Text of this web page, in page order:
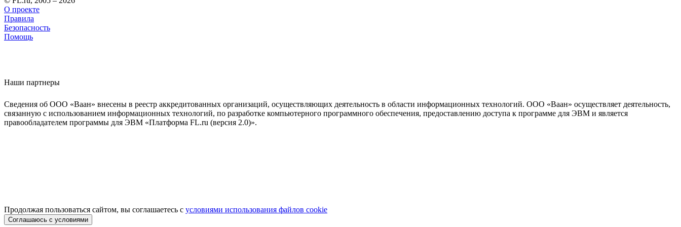
О проекте
Правила
Безопасность
Помощь
Наши партнеры
Сведения об ООО «Ваан» внесены в реестр аккредитованных организаций, осуществляющих деятельность в области информационных технологий. ООО «Ваан» осуществляет деятельность,
связанную с использованием информационных технологий, по разработке компьютерного программного обеспечения, предоставлению доступа к программе для ЭВМ и является
правообладателем программы для ЭВМ «Платформа FL.ru (версия 2.0)».
Продолжая пользоваться сайтом, вы соглашаетесь с условиями использования файлов cookie
Соглашаюсь с условиями